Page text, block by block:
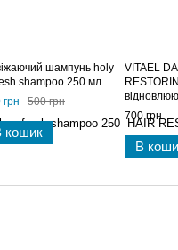
шампунь holy
shampoo 250 мл
500 грн
кошик
VITAEL
мл
700 грн
В